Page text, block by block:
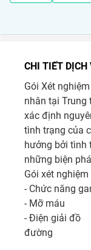
CHI TIẾT DỊCH
Gói Xét
nhân tại Trung
xác định
tình trạng của
hưởng bởi tình
những biện
Gói xét
- Chức năng
- Mỡ máu
- Điện giải đồ
đường